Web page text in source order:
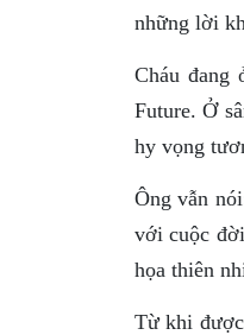
những lời
Cháu
Future. Ở
hy vọng
Ông vẫn
với cuộc
họa thiên
Từ khi